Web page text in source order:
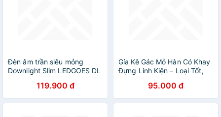
Đèn âm trần siêu mỏng
Downlight Slim LEDGOES DL
Bảo hành 2 Năm, Lỗi 1 đổi 1
119.900 đ
Gía Kê Gác Mỏ Hàn Có Khay
Đựng Linh Kiện – Loại Tốt,
Thợ Hàn, đèn ốp trần
95.000 đ